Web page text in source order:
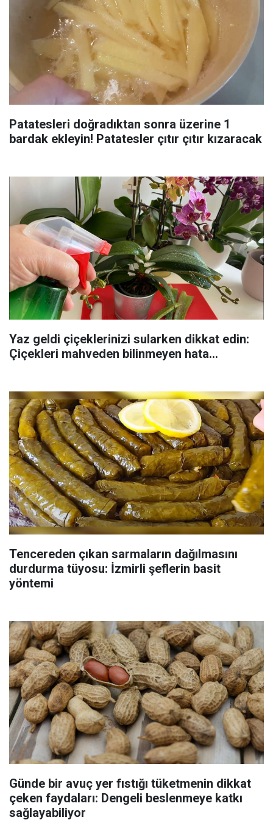
Patatesleri doğradıktan sonra üzerine 1
bardak ekleyin! Patatesler çıtır çıtır kızaracak
Yaz geldi çiçeklerinizi sularken dikkat edin:
Çiçekleri mahveden bilinmeyen hata...
Tencereden çıkan sarmaların dağılmasını
durdurma tüyosu: İzmirli şeflerin basit
yöntemi
Günde bir avuç yer fıstığı tüketmenin dikkat
çeken faydaları: Dengeli beslenmeye katkı
sağlayabiliyor